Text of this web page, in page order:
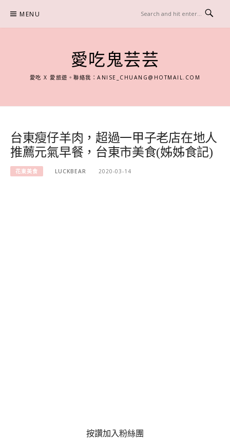
content
MENU
愛吃鬼芸芸
愛吃 X 愛旅遊。聯絡我：ANISE_CHUANG@HOTMAIL.COM
台東瘦仔羊肉，超過一甲子老店在地人
推薦元氣早餐，台東市美食(姊姊食記)
花東美食 LUCKBEAR 2020-03-14
按讚加入粉絲團